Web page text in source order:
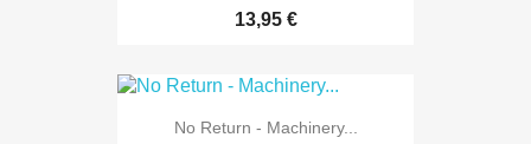
13,95 €
No Return - Machinery...